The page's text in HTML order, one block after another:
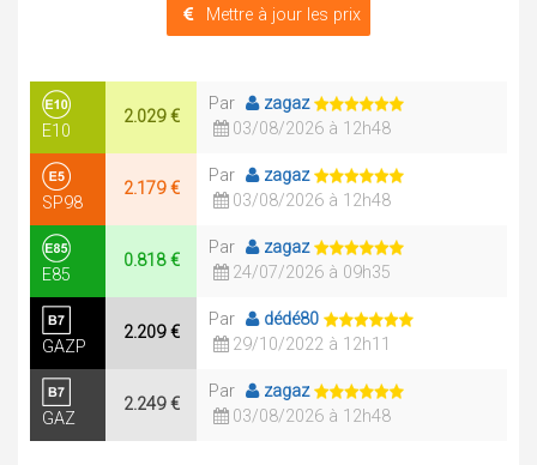
Mettre à jour les prix
E10
2.029 €
Par
zagaz
03/08/2026 à 12h48
SP98
2.179 €
Par
zagaz
03/08/2026 à 12h48
E85
0.818 €
Par
zagaz
24/07/2026 à 09h35
GAZP
2.209 €
Par
dédé80
29/10/2022 à 12h11
GAZ
2.249 €
Par
zagaz
03/08/2026 à 12h48